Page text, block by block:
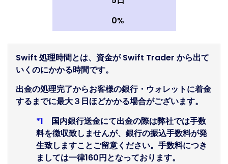
0%
Swift 処理時間とは、資金が Swift Trader から出て
いくのにかかる時間です。
出金の処理完了からお客様の銀行・ウォレットに着金
するまでに最大３日ほどかかる場合がございます。
*1 国内銀行送金にて出金の際は弊社では手数
料を徴収致しませんが、銀行の振込手数料が発
生致しますことご留意ください。手数料につき
ましては一律160円となっております。